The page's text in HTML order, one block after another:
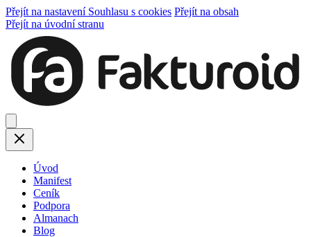
Přejít na nastavení Souhlasu s cookies Přejít na obsah
Přejít na úvodní stranu
Úvod
Manifest
Ceník
Podpora
Almanach
Blog